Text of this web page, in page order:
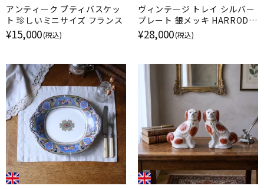
アンティーク プティバスケッ
ト 珍しいミニサイズ フランス
¥15,000(税込)
ヴィンテージ トレイ シルバー
プレート 銀メッキ HARRODS
ハロッズ イギリス
¥28,000(税込)